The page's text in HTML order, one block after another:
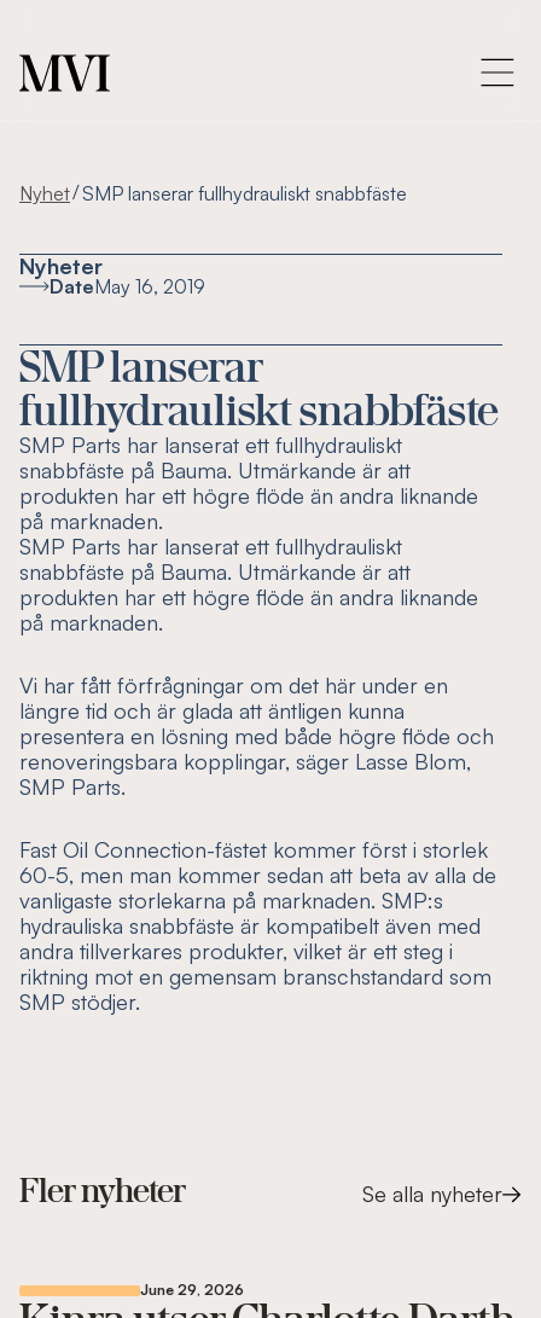
Nyhet/SMP lanserar fullhydrauliskt snabbfäste
Nyheter
DateMay 16, 2019
SMP lanserar
fullhydrauliskt snabbfäste
SMP Parts har lanserat ett fullhydrauliskt
snabbfäste på Bauma. Utmärkande är att
produkten har ett högre flöde än andra liknande
på marknaden.
SMP Parts har lanserat ett fullhydrauliskt
snabbfäste på Bauma. Utmärkande är att
produkten har ett högre flöde än andra liknande
på marknaden.
Vi har fått förfrågningar om det här under en
längre tid och är glada att äntligen kunna
presentera en lösning med både högre flöde och
renoveringsbara kopplingar, säger Lasse Blom,
SMP Parts.
Fast Oil Connection-fästet kommer först i storlek
60-5, men man kommer sedan att beta av alla de
vanligaste storlekarna på marknaden. SMP:s
hydrauliska snabbfäste är kompatibelt även med
andra tillverkares produkter, vilket är ett steg i
riktning mot en gemensam branschstandard som
SMP stödjer.
Fler nyheter Se alla nyheter
June 29, 2026